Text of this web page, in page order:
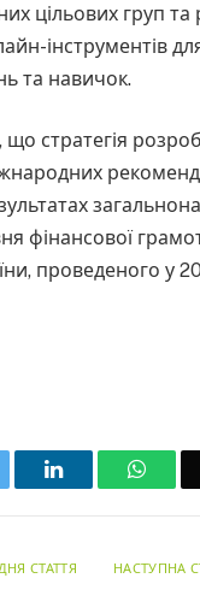
цільових груп
інструментів
та навичок.
що стратегія
фінансової
проведеного у
LinkedIn
СТАТТЯ НАСТУПНА